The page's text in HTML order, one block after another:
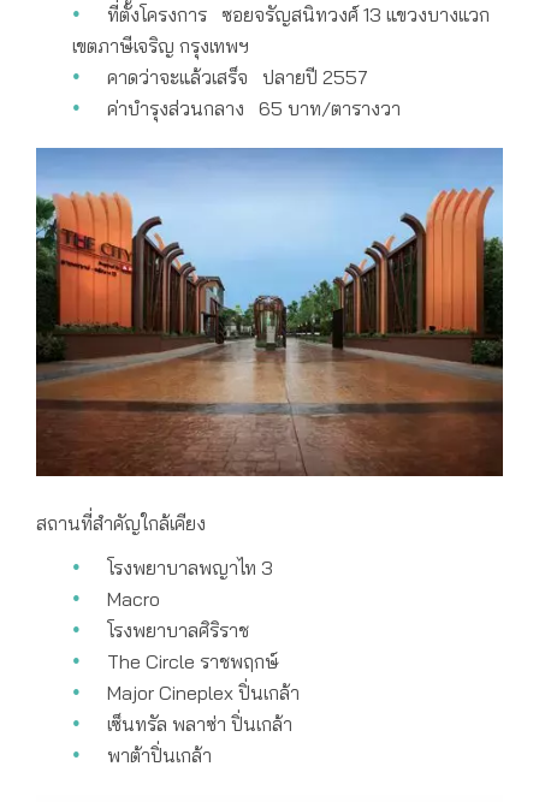
ที่ตั้งโครงการ ซอยจรัญสนิทวงศ์ 13 แขวงบางแวก
เขตภาษีเจริญ กรุงเทพฯ
คาดว่าจะแล้วเสร็จ ปลายปี 2557
ค่าบำรุงส่วนกลาง 65 บาท/ตารางวา
สถานที่สำคัญใกล้เคียง
โรงพยาบาลพญาไท 3
Macro
โรงพยาบาลศิริราช
The Circle ราชพฤกษ์
Major Cineplex ปิ่นเกล้า
เซ็นทรัล พลาซ่า ปิ่นเกล้า
พาต้าปิ่นเกล้า